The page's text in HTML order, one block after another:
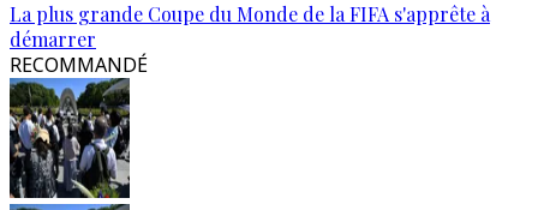
La plus grande Coupe du Monde de la FIFA s'apprête à
démarrer
RECOMMANDÉ